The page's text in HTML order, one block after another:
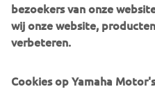
Voor 2027 krijgt de Yamaha
bezoekers van onze
wij onze website,
verbeteren.
Cookies op Yamaha